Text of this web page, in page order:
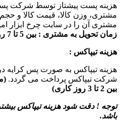
هزینه پست پیشتاز توسط شرکت
مشتری، وزن کالا، قیمت کالا و
مشتری آن را در سایت چرخ ابزار
زمان تحویل به مشتری : بین 5 تا 7 روز کاری)
هزینه تیپاکس :
هزینه تیپاکس به صورت پس
شرکت تیپاکس پرداخت می گردد.
بین 2 تا 3 روز کاری)
توجه ! دقت شود هزینه تیپاکس
باشد.